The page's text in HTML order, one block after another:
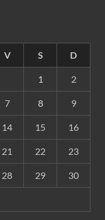
V S D
1 2
7 8 9
14 15 16
21 22 23
28 29 30